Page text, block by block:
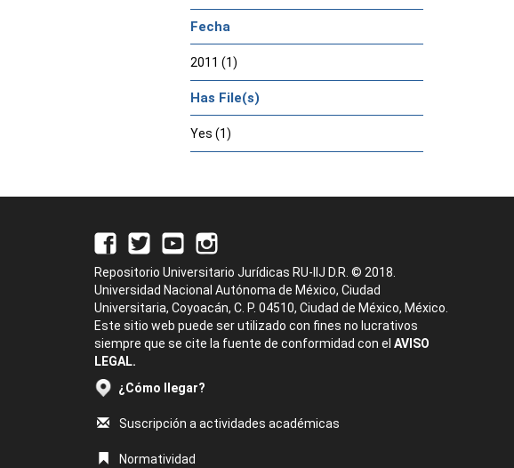
Fecha
2011 (1)
Has File(s)
Yes (1)
Repositorio Universitario Jurídicas RU-IIJ D.R. © 2018.
Universidad Nacional Autónoma de México, Ciudad
Universitaria, Coyoacán, C. P. 04510, Ciudad de México, México.
Este sitio web puede ser utilizado con fines no lucrativos
siempre que se cite la fuente de conformidad con el AVISO
LEGAL.
¿Cómo llegar?
Suscripción a actividades académicas
Normatividad